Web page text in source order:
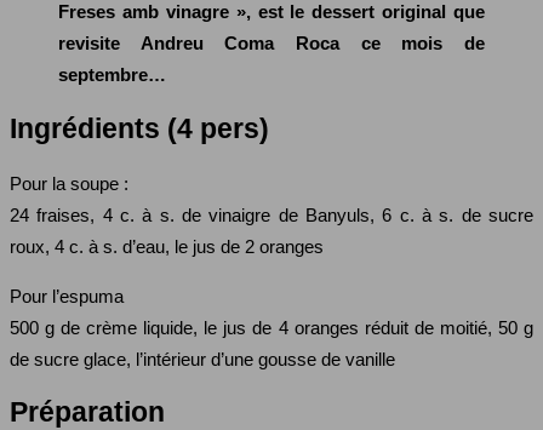
Freses amb vinagre », est le dessert original que
revisite Andreu Coma Roca ce mois de
septembre…
Ingrédients (4 pers)
Pour la soupe :
24 fraises, 4 c. à s. de vinaigre de Banyuls, 6 c. à s. de sucre
roux, 4 c. à s. d’eau, le jus de 2 oranges
Pour l’espuma
500 g de crème liquide, le jus de 4 oranges réduit de moitié, 50 g
de sucre glace, l’intérieur d’une gousse de vanille
Préparation